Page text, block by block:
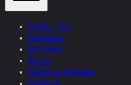
Studio + Live
Exhibitions
Interviews
Quotes
Quotes by Helnwein